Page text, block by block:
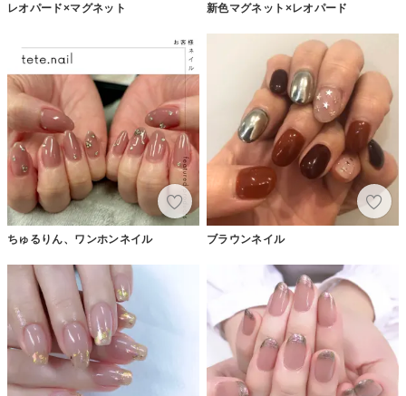
レオパード×マグネット 新色マグネット×レオパード
ちゅるりん、ワンホンネイル ブラウンネイル